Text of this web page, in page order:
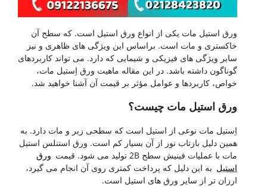
ورق استیل مات یکی از انواع ورق استیل است. که سطح آن
خاکستری و مات است. براساس این ویژگی های ظاهری و نیز
سایر ویژگی های فیزیکی و شیمایی که دارد. می تواند کاربردهای
گوناگون داشته باشد. در این مقاله ماهیت ورق اِستیل مات،
خواص، کاربردها و عوامل مؤثر بر قیمت آن آشنا خواهید شد.
ورق استیل مات چیست؟
اِستیل مات نوعی از استیل است که سطحی زبر و مات دارد. به
همین دلیل بازتاب نور از آن بسیار کم است. ورق استنلس استیل
مات با عملیات فینیش سطح 2B تولید می شود. قیمت
ورق
استیل به این دلیل که پرداخت کمتری روی آن انجام می گیرد،
ارزان تر از سایر ورق های استیل است.